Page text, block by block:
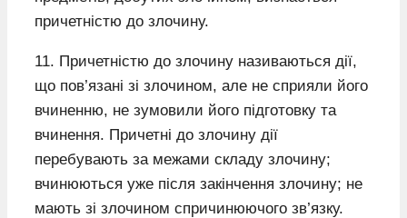
причетністю до злочину.
11. Причетністю до злочину називаються дії,
що пов’язані зі злочином, але не сприяли його
вчиненню, не зумовили його підготовку та
вчинення. Причетні до злочину дії
перебувають за межами складу злочину;
вчинюються уже після закінчення злочину; не
мають зі злочином спричинюючого зв’язку.